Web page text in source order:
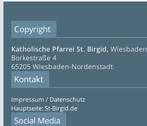
Copyright
Katholische Pfarrei St. Birgid, Wiesbaden
Borkestraße 4
65205 Wiesbaden-Nordenstadt
Kontakt
Impressum / Datenschutz
Hauptseite: St-Birgid.de
Social Media